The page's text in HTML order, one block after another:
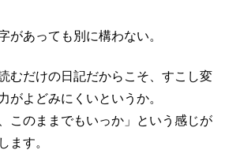
があっても別に構わない。
むだけの日記だからこそ、すこし変
がよどみにくいというか。
このままでもいっか」という感じが
ます。